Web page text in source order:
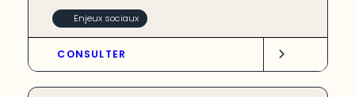
Enjeux sociaux
CONSULTER